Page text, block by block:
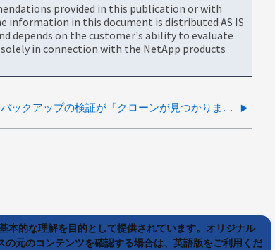
provided in this publication or with
information in this document is distributed AS IS
depends on the customer's ability to evaluate
in connection with the NetApp products
SCSQL バックアップの検証が「クローンが見つかりません」というエラーで失敗する
本的な理解を目的として提供されています。オリジナル
元のコンテンツを確認する場合は、英語版をご利用くだ